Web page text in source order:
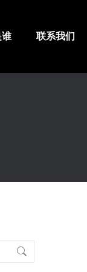
谁 联系我们